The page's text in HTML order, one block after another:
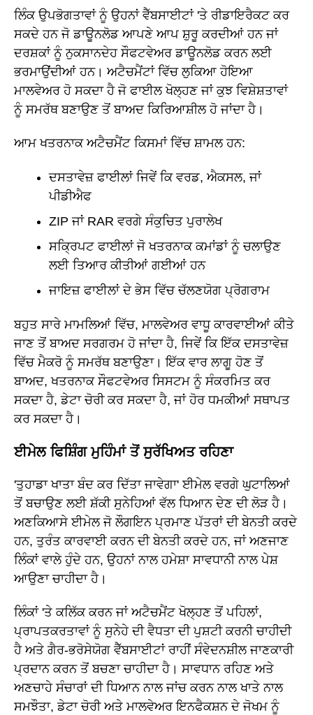
ਲਿੰਕ ਉਪਭੋਗਤਾਵਾਂ ਨੂੰ ਉਹਨਾਂ ਵੈੱਬਸਾਈਟਾਂ 'ਤੇ ਰੀਡਾਇਰੈਕਟ ਕਰ
ਸਕਦੇ ਹਨ ਜੋ ਡਾਊਨਲੋਡ ਆਪਣੇ ਆਪ ਸ਼ੁਰੂ ਕਰਦੀਆਂ ਹਨ ਜਾਂ
ਦਰਸ਼ਕਾਂ ਨੂੰ ਨੁਕਸਾਨਦੇਹ ਸੌਫਟਵੇਅਰ ਡਾਊਨਲੋਡ ਕਰਨ ਲਈ
ਭਰਮਾਉਂਦੀਆਂ ਹਨ। ਅਟੈਚਮੈਂਟਾਂ ਵਿੱਚ ਲੁਕਿਆ ਹੋਇਆ
ਮਾਲਵੇਅਰ ਹੋ ਸਕਦਾ ਹੈ ਜੋ ਫਾਈਲ ਖੋਲ੍ਹਣ ਜਾਂ ਕੁਝ ਵਿਸ਼ੇਸ਼ਤਾਵਾਂ
ਨੂੰ ਸਮਰੱਥ ਬਣਾਉਣ ਤੋਂ ਬਾਅਦ ਕਿਰਿਆਸ਼ੀਲ ਹੋ ਜਾਂਦਾ ਹੈ।
ਆਮ ਖਤਰਨਾਕ ਅਟੈਚਮੈਂਟ ਕਿਸਮਾਂ ਵਿੱਚ ਸ਼ਾਮਲ ਹਨ:
ਦਸਤਾਵੇਜ਼ ਫਾਈਲਾਂ ਜਿਵੇਂ ਕਿ ਵਰਡ, ਐਕਸਲ, ਜਾਂ
ਪੀਡੀਐਫ
ZIP ਜਾਂ RAR ਵਰਗੇ ਸੰਕੁਚਿਤ ਪੁਰਾਲੇਖ
ਸਕ੍ਰਿਪਟ ਫਾਈਲਾਂ ਜੋ ਖਤਰਨਾਕ ਕਮਾਂਡਾਂ ਨੂੰ ਚਲਾਉਣ
ਲਈ ਤਿਆਰ ਕੀਤੀਆਂ ਗਈਆਂ ਹਨ
ਜਾਇਜ਼ ਫਾਈਲਾਂ ਦੇ ਭੇਸ ਵਿੱਚ ਚੱਲਣਯੋਗ ਪ੍ਰੋਗਰਾਮ
ਬਹੁਤ ਸਾਰੇ ਮਾਮਲਿਆਂ ਵਿੱਚ, ਮਾਲਵੇਅਰ ਵਾਧੂ ਕਾਰਵਾਈਆਂ ਕੀਤੇ
ਜਾਣ ਤੋਂ ਬਾਅਦ ਸਰਗਰਮ ਹੋ ਜਾਂਦਾ ਹੈ, ਜਿਵੇਂ ਕਿ ਇੱਕ ਦਸਤਾਵੇਜ਼
ਵਿੱਚ ਮੈਕਰੋ ਨੂੰ ਸਮਰੱਥ ਬਣਾਉਣਾ। ਇੱਕ ਵਾਰ ਲਾਗੂ ਹੋਣ ਤੋਂ
ਬਾਅਦ, ਖਤਰਨਾਕ ਸੌਫਟਵੇਅਰ ਸਿਸਟਮ ਨੂੰ ਸੰਕਰਮਿਤ ਕਰ
ਸਕਦਾ ਹੈ, ਡੇਟਾ ਚੋਰੀ ਕਰ ਸਕਦਾ ਹੈ, ਜਾਂ ਹੋਰ ਧਮਕੀਆਂ ਸਥਾਪਤ
ਕਰ ਸਕਦਾ ਹੈ।
ਈਮੇਲ ਫਿਸ਼ਿੰਗ ਮੁਹਿੰਮਾਂ ਤੋਂ ਸੁਰੱਖਿਅਤ ਰਹਿਣਾ
'ਤੁਹਾਡਾ ਖਾਤਾ ਬੰਦ ਕਰ ਦਿੱਤਾ ਜਾਵੇਗਾ' ਈਮੇਲ ਵਰਗੇ ਘੁਟਾਲਿਆਂ
ਤੋਂ ਬਚਾਉਣ ਲਈ ਸ਼ੱਕੀ ਸੁਨੇਹਿਆਂ ਵੱਲ ਧਿਆਨ ਦੇਣ ਦੀ ਲੋੜ ਹੈ।
ਅਣਕਿਆਸੇ ਈਮੇਲ ਜੋ ਲੌਗਇਨ ਪ੍ਰਮਾਣ ਪੱਤਰਾਂ ਦੀ ਬੇਨਤੀ ਕਰਦੇ
ਹਨ, ਤੁਰੰਤ ਕਾਰਵਾਈ ਕਰਨ ਦੀ ਬੇਨਤੀ ਕਰਦੇ ਹਨ, ਜਾਂ ਅਣਜਾਣ
ਲਿੰਕਾਂ ਵਾਲੇ ਹੁੰਦੇ ਹਨ, ਉਹਨਾਂ ਨਾਲ ਹਮੇਸ਼ਾ ਸਾਵਧਾਨੀ ਨਾਲ ਪੇਸ਼
ਆਉਣਾ ਚਾਹੀਦਾ ਹੈ।
ਲਿੰਕਾਂ 'ਤੇ ਕਲਿੱਕ ਕਰਨ ਜਾਂ ਅਟੈਚਮੈਂਟ ਖੋਲ੍ਹਣ ਤੋਂ ਪਹਿਲਾਂ,
ਪ੍ਰਾਪਤਕਰਤਾਵਾਂ ਨੂੰ ਸੁਨੇਹੇ ਦੀ ਵੈਧਤਾ ਦੀ ਪੁਸ਼ਟੀ ਕਰਨੀ ਚਾਹੀਦੀ
ਹੈ ਅਤੇ ਗੈਰ-ਭਰੋਸੇਯੋਗ ਵੈੱਬਸਾਈਟਾਂ ਰਾਹੀਂ ਸੰਵੇਦਨਸ਼ੀਲ ਜਾਣਕਾਰੀ
ਪ੍ਰਦਾਨ ਕਰਨ ਤੋਂ ਬਚਣਾ ਚਾਹੀਦਾ ਹੈ। ਸਾਵਧਾਨ ਰਹਿਣ ਅਤੇ
ਅਣਚਾਹੇ ਸੰਚਾਰਾਂ ਦੀ ਧਿਆਨ ਨਾਲ ਜਾਂਚ ਕਰਨ ਨਾਲ ਖਾਤੇ ਨਾਲ
ਸਮਝੌਤਾ, ਡੇਟਾ ਚੋਰੀ ਅਤੇ ਮਾਲਵੇਅਰ ਇਨਫੈਕਸ਼ਨ ਦੇ ਜੋਖਮ ਨੂੰ